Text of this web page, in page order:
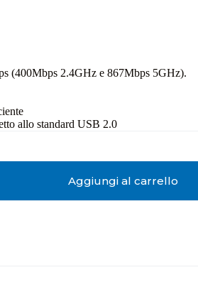
(400Mbps 2.4GHz e 867Mbps 5GHz).
allo standard USB 2.0
Aggiungi al carrello